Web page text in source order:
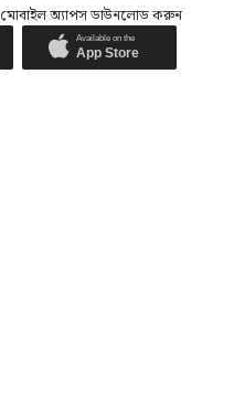
মোবাইল অ্যাপস ডাউনলোড করুন